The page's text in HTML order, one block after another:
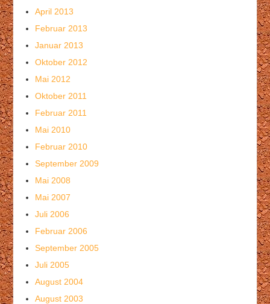
April 2013
Februar 2013
Januar 2013
Oktober 2012
Mai 2012
Oktober 2011
Februar 2011
Mai 2010
Februar 2010
September 2009
Mai 2008
Mai 2007
Juli 2006
Februar 2006
September 2005
Juli 2005
August 2004
August 2003